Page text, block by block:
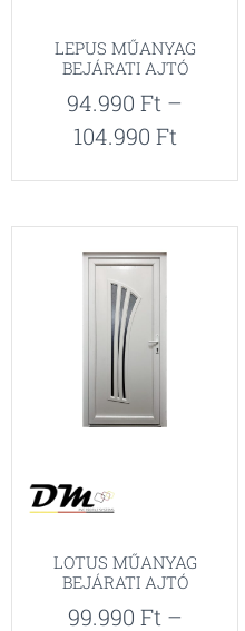
LEPUS MŰANYAG
BEJÁRATI AJTÓ
94.990 Ft –
104.990 Ft
LOTUS MŰANYAG
BEJÁRATI AJTÓ
99.990 Ft –